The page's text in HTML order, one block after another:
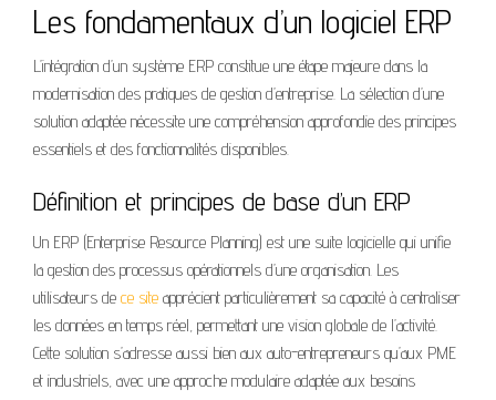
Les fondamentaux d’un logiciel ERP
L’intégration d’un système ERP constitue une étape majeure dans la
modernisation des pratiques de gestion d’entreprise. La sélection d’une
solution adaptée nécessite une compréhension approfondie des principes
essentiels et des fonctionnalités disponibles.
Définition et principes de base d’un ERP
Un ERP (Enterprise Resource Planning) est une suite logicielle qui unifie
la gestion des processus opérationnels d’une organisation. Les
utilisateurs de ce site apprécient particulièrement sa capacité à centraliser
les données en temps réel, permettant une vision globale de l’activité.
Cette solution s’adresse aussi bien aux auto-entrepreneurs qu’aux PME
et industriels, avec une approche modulaire adaptée aux besoins